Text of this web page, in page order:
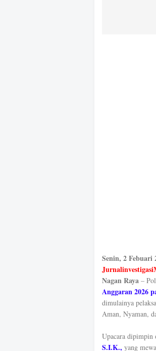
Senin, 2 Febuari
Nagan Raya –
Anggaran 2026
dimulainya
Aman, Nyaman,
Upacara dipimpin
S.I.K., yang